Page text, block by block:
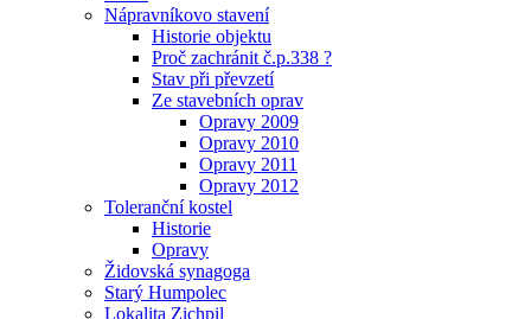
Nápravníkovo stavení
Historie objektu
Proč zachránit č.p.338 ?
Stav při převzetí
Ze stavebních oprav
Opravy 2009
Opravy 2010
Opravy 2011
Opravy 2012
Toleranční kostel
Historie
Opravy
Židovská synagoga
Starý Humpolec
Lokalita Zichpil